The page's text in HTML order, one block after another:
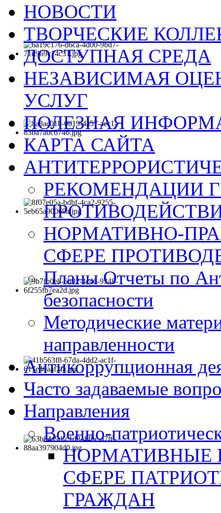
НОВОСТИ
ТВОРЧЕСКИЕ
ДОСТУПНАЯ СРЕДА
НЕЗАВИСИМАЯ
УСЛУГ
ПОЛЕЗНАЯ
КАРТА САЙТА
РЕКОМЕНДАЦИИ
НОРМАТИВНО-
СФЕРЕ
Планы Отчеты по
безопасности
Методические
направленности
Антикоррупционная
Часто задаваемые
Направления
Военно-
НОРМАТИВНЫЕ
СФЕРЕ
ГРАЖДАН